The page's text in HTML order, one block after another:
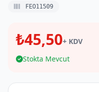
FEO11509
₺45,50+ KDV
Stokta Mevcut